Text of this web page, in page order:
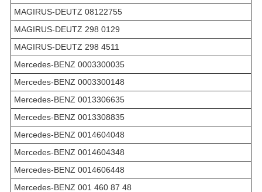
MAGIRUS-DEUTZ 08122755
MAGIRUS-DEUTZ 298 0129
MAGIRUS-DEUTZ 298 4511
Mercedes-BENZ 0003300035
Mercedes-BENZ 0003300148
Mercedes-BENZ 0013306635
Mercedes-BENZ 0013308835
Mercedes-BENZ 0014604048
Mercedes-BENZ 0014604348
Mercedes-BENZ 0014606448
Mercedes-BENZ 001 460 87 48